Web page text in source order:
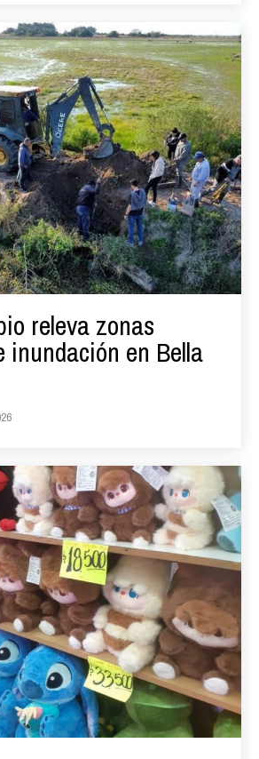
releva zonas
inundación en Bella